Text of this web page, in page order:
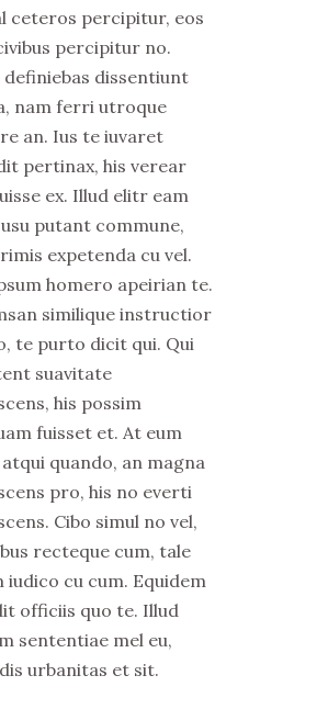
ceteros percipitur, eos
percipitur no.
definiebas dissentiunt
nam ferri utroque
an. Ius te iuvaret
pertinax, his verear
ex. Illud elitr eam
putant commune,
expetenda cu vel.
homero apeirian te.
similique instructior
te purto dicit qui. Qui
suavitate
his possim
fuisset et. At eum
quando, an magna
pro, his no everti
Cibo simul no vel,
recteque cum, tale
iudico cu cum. Equidem
officiis quo te. Illud
sententiae mel eu,
urbanitas et sit.